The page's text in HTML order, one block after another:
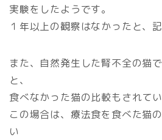
実験をしたようです。
１年以上の観察はなかったと、
また、自然発生した腎不全の猫
と、
食べなかった猫の比較もされてい
この場合は、療法食を食べた猫
い